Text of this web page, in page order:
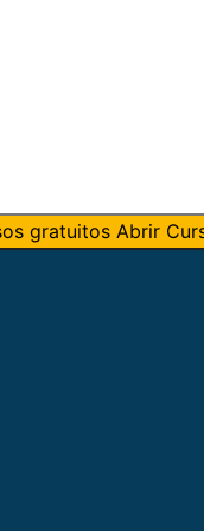
gratuitos Abrir